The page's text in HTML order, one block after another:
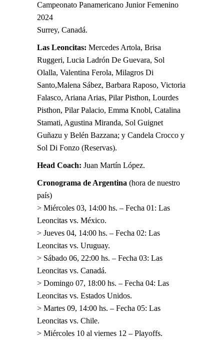
Campeonato Panamericano Junior Femenino
2024
Surrey, Canadá.
Las Leoncitas: Mercedes Artola, Brisa
Ruggeri, Lucia Ladrón De Guevara, Sol
Olalla, Valentina Ferola, Milagros Di
Santo,Malena Sábez, Barbara Raposo, Victoria
Falasco, Ariana Arias, Pilar Pisthon, Lourdes
Pisthon, Pilar Palacio, Emma Knobl, Catalina
Stamati, Agustina Miranda, Sol Guignet
Guñazu y Belén Bazzana; y Candela Crocco y
Sol Di Fonzo (Reservas).
Head Coach: Juan Martín López.
Cronograma de Argentina (hora de nuestro
país)
> Miércoles 03, 14:00 hs. – Fecha 01: Las
Leoncitas vs. México.
> Jueves 04, 14:00 hs. – Fecha 02: Las
Leoncitas vs. Uruguay.
> Sábado 06, 22:00 hs. – Fecha 03: Las
Leoncitas vs. Canadá.
> Domingo 07, 18:00 hs. – Fecha 04: Las
Leoncitas vs. Estados Unidos.
> Martes 09, 14:00 hs. – Fecha 05: Las
Leoncitas vs. Chile.
> Miércoles 10 al viernes 12 – Playoffs.